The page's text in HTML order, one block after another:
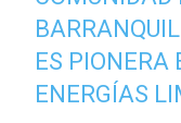
ES PIONERA
ENERGÍAS